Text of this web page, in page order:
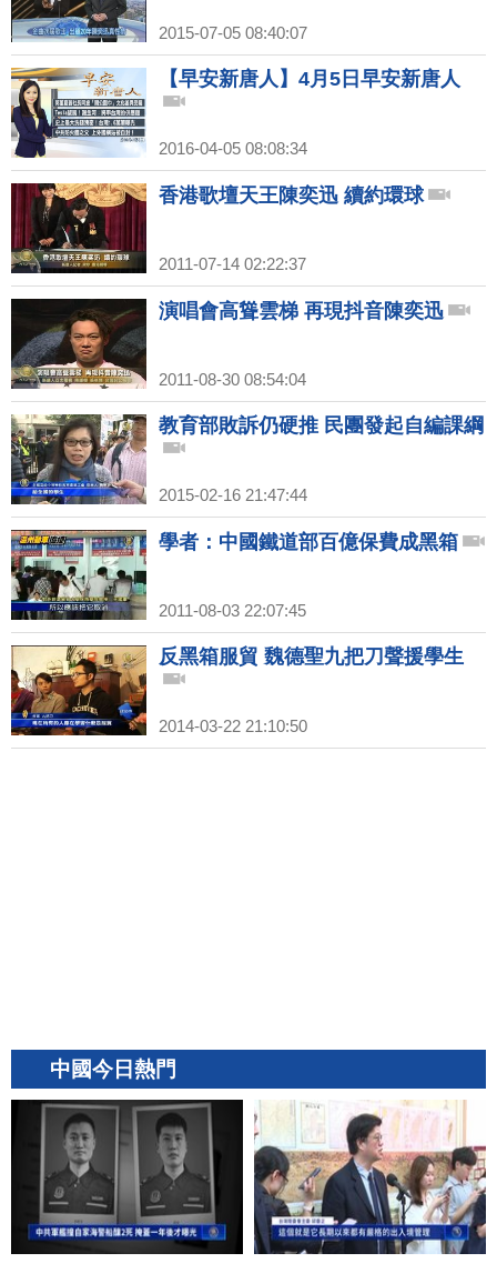
2015-07-05 08:40:07
【早安新唐人】4月5日早安新唐人
2016-04-05 08:08:34
香港歌壇天王陳奕迅 續約環球
2011-07-14 02:22:37
演唱會高聳雲梯 再現抖音陳奕迅
2011-08-30 08:54:04
教育部敗訴仍硬推 民團發起自編課綱
2015-02-16 21:47:44
學者：中國鐵道部百億保費成黑箱
2011-08-03 22:07:45
反黑箱服貿 魏德聖九把刀聲援學生
2014-03-22 21:10:50
中國今日熱門